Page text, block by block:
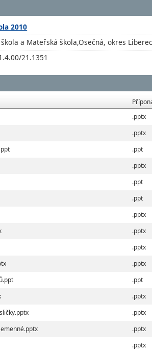
2010
a Mateřská škola,Osečná, okres
21.1351
.pptx
.pptx
.ppt
.pptx
.ppt
.ppt
.pptx
.pptx
.pptx
.pptx
.ppt
.pptx
.pptx
.pptx
.pptx